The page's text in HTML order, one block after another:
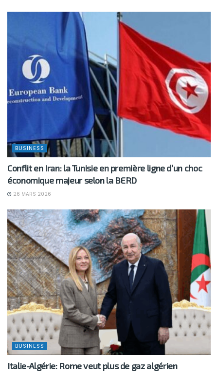
BUSINESS
Conflit en Iran: la Tunisie en première ligne d’un choc
économique majeur selon la BERD
26 MARS 2026
BUSINESS
Italie-Algérie: Rome veut plus de gaz algérien